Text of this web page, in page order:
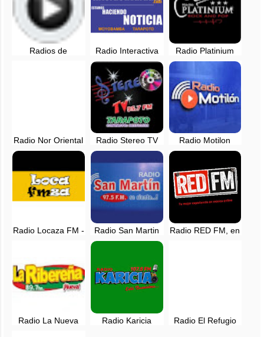
Radios de
Radio Interactiva
98.3 FM -
Tarapoto, en vivo
Radio Platinium
Rock and Pop en
San Martin
Radio Nor Oriental
90.5 FM en vivo -
Martin
Radio Stereo TV
95.7 FM en vivo -
Radio Motilon
Tarapoto
Radio Locaza FM -
Radio San Martin
Tarapoto - 97.5 FM
Radio RED FM, en
Radio La Nueva
Radio Karicia
Radio El Refugio